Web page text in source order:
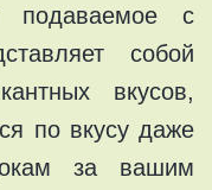
подаваемое с
собой
вкусов,
по вкусу даже
за вашим